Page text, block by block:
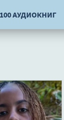
АУДИОКНИГ